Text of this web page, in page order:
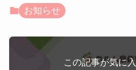
お知らせ
この記事が気に